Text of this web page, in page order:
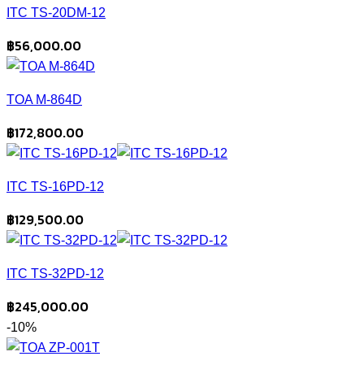
ITC TS-20DM-12
฿56,000.00
TOA M-864D
฿172,800.00
ITC TS-16PD-12
฿129,500.00
ITC TS-32PD-12
฿245,000.00
-10%